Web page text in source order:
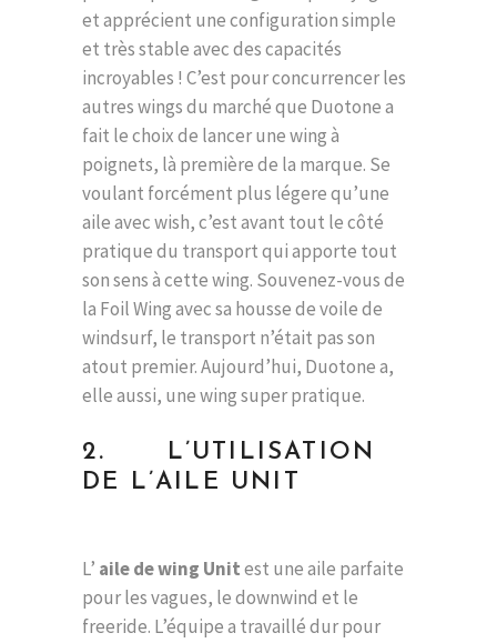
et apprécient une configuration simple
et très stable avec des capacités
incroyables ! C’est pour concurrencer les
autres wings du marché que Duotone a
fait le choix de lancer une wing à
poignets, là première de la marque. Se
voulant forcément plus légere qu’une
aile avec wish, c’est avant tout le côté
pratique du transport qui apporte tout
son sens à cette wing. Souvenez-vous de
la Foil Wing avec sa housse de voile de
windsurf, le transport n’était pas son
atout premier. Aujourd’hui, Duotone a,
elle aussi, une wing super pratique.
2. L’UTILISATION
DE L’AILE UNIT
L’ aile de wing Unitest une aile parfaite
pour les vagues, le downwind et le
freeride. L’équipe a travaillé dur pour